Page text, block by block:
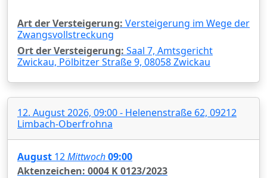
Art der Versteigerung: Versteigerung im Wege der
Zwangsvollstreckung
Ort der Versteigerung: Saal 7, Amtsgericht
Zwickau, Pölbitzer Straße 9, 08058 Zwickau
12. August 2026, 09:00 - Helenenstraße 62, 09212
Limbach-Oberfrohna
August 12Mittwoch09:00
Aktenzeichen: 0004 K 0123/2023